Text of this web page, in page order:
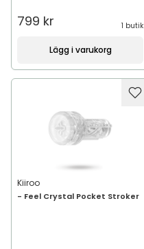
799 kr 1 butik
Lägg i varukorg
Kiiroo
- Feel Crystal Pocket Stroker